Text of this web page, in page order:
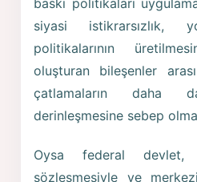
siyasi istikrarsızlık,
politikalarının
oluşturan bileşenler
çatlamaların daha
derinleşmesine sebep
Oysa federal
sözleşmesiyle ve